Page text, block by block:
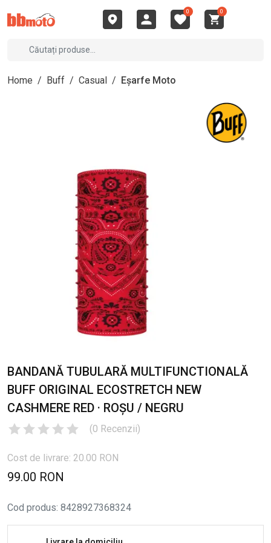
0 0
Home / Buff / Casual / Eșarfe Moto
BANDANĂ TUBULARĂ MULTIFUNCTIONALĂ
BUFF ORIGINAL ECOSTRETCH NEW
CASHMERE RED · ROȘU / NEGRU
(0 Recenzii)
Cost de livrare: 20.00 RON
99.00 RON
Cod produs: 8428927368324